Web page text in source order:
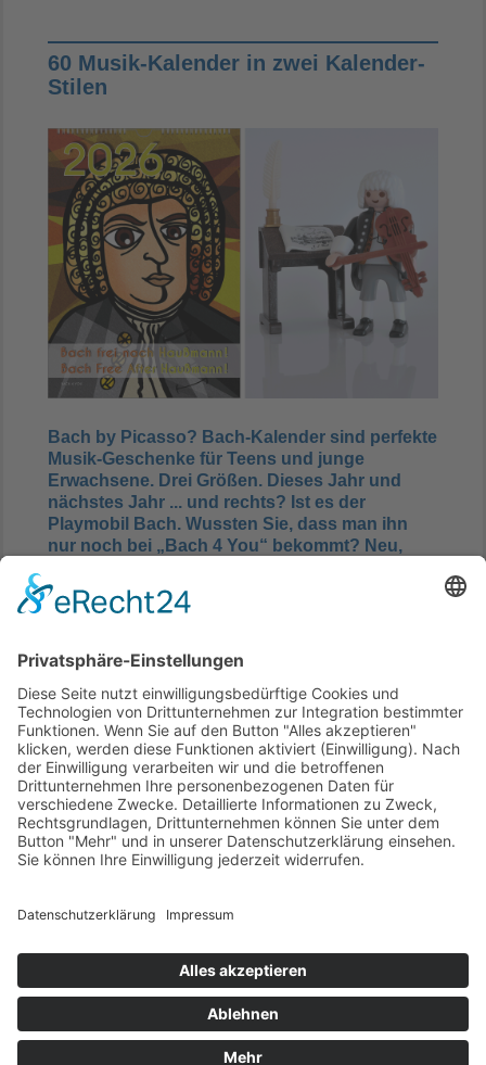
60 Musik-Kalender in zwei Kalender-
Stilen
Bach by Picasso? Bach-Kalender sind perfekte
Musik-Geschenke für Teens und junge
Erwachsene. Drei Größen. Dieses Jahr und
nächstes Jahr ... und rechts? Ist es der
Playmobil Bach. Wussten Sie, dass man ihn
nur noch bei „Bach 4 You“ bekommt? Neu,
Bach-Zugaben. Zum Shop
Seit wenigen Jahren erst gibt es zwei „richtige“
Bach-Siegel. „Bach 4 You“ bietet T-Shirts mit
beiden an. Zum Shop.